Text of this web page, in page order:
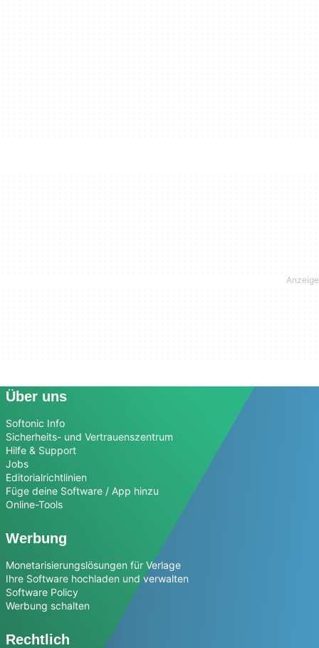
Über uns
Softonic Info
Sicherheits- und Vertrauenszentrum
Hilfe & Support
Jobs
Editorialrichtlinien
Füge deine Software / App hinzu
Online-Tools
Werbung
Monetarisierungslösungen für Verlage
Ihre Software hochladen und verwalten
Software Policy
Werbung schalten
Rechtlich